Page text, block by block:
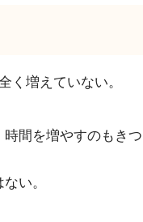
く増えていない。
間を増やすのもきつ
い。